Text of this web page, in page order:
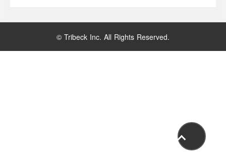
© Tribeck Inc. All Rights Reserved.